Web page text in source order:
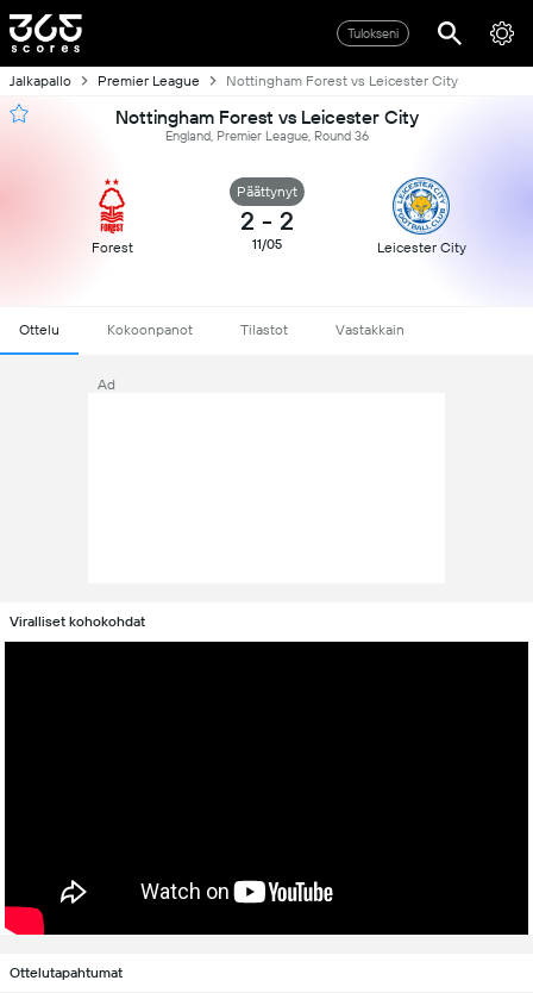
Tulokseni
Jalkapallo Premier League Nottingham Forest vs Leicester City
Nottingham Forest vs Leicester City
England, Premier League, Round 36
Forest
Päättynyt
2 - 2
11/05 Leicester City
Ottelu Kokoonpanot Tilastot Vastakkain
Ad
Viralliset kohokohdat
Ottelutapahtumat